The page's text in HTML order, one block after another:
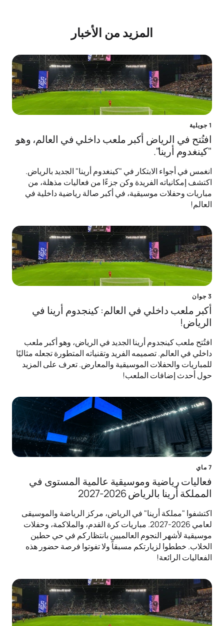
المزيد من الأخبار
1 جويلية
افتُتح في الرياض أكبر ملعب داخلي في العالم، وهو
"كينغدوم أرينا".
انغمس في أجواء الابتكار في "كينغدوم أرينا" الجديد بالرياض.
اكتشف إمكانياته الفريدة وكن جزءًا من فعاليات مذهلة، من
مباريات وحفلات موسيقية، في أكبر صالة رياضية داخلية في
العالم!
3 جوان
أكبر ملعب داخلي في العالم: كينجدوم أرينا في
الرياض!
افتُتح ملعب كينجدوم أرينا الجديد في الرياض، وهو أكبر ملعب
داخلي في العالم. تصميمه الفريد وتقنياته المتطورة تجعله مثاليًا
للمباريات والحفلات الموسيقية والمعارض. تعرف على المزيد
حول أحدث إضافات الملعب!
7 ماي
فعاليات رياضية وموسيقية عالمية المستوى في
المملكة أرينا بالرياض 2026-2027
اكتشفوا "مملكة أرينا" في الرياض، مركز الرياضة والموسيقى
لعامي 2026-2027. مباريات كرة القدم، والملاكمة، وحفلات
موسيقية لأشهر النجوم العالميين بانتظاركم في حي حطين
الخلاب. خططوا لزيارتكم مسبقاً ولا تفوتوا فرصة حضور هذه
الفعاليات الرائعة!